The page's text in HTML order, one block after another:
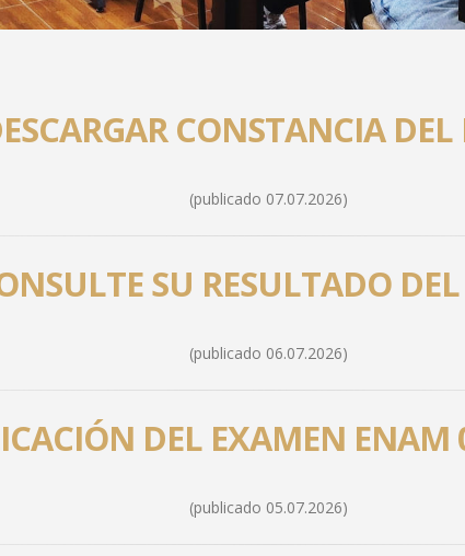
CONSTANCIA
(publicado 07.07.2026)
SU RESULTADO
(publicado 06.07.2026)
DEL EXAMEN ENAM
(publicado 05.07.2026)